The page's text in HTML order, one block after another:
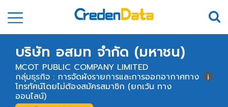
บริษัท อสมท จำกัด (มหาชน)
MCOT PUBLIC COMPANY LIMITED
กลุ่มธุรกิจ : การจัดผังรายการและการออกอากาศทาง
โทรทัศน์โดยไม่ต้องสมัครสมาชิก (ยกเว้น ทาง
ออนไลน์)